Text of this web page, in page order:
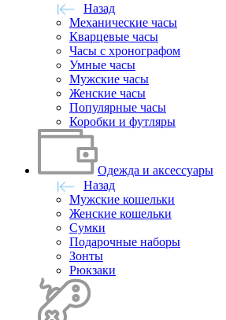
Назад
Механические часы
Кварцевые часы
Часы с хронографом
Умные часы
Мужские часы
Женские часы
Популярные часы
Коробки и футляры
Одежда и аксессуары
Назад
Мужские кошельки
Женские кошельки
Сумки
Подарочные наборы
Зонты
Рюкзаки